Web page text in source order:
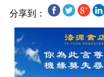
分享到：